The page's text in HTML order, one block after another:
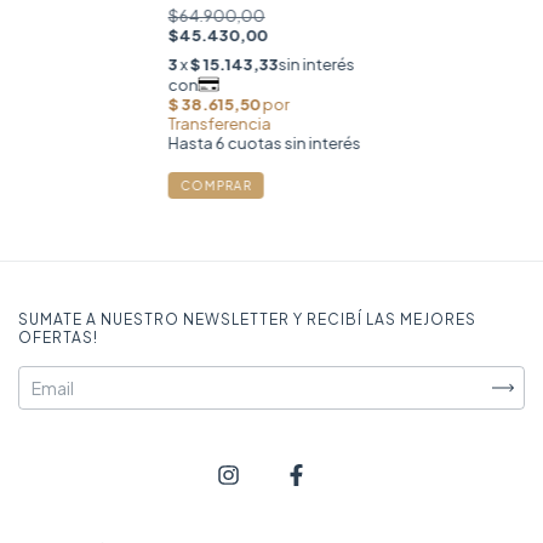
$64.900,00
$45.430,00
COMPRAR
SUMATE A NUESTRO NEWSLETTER Y RECIBÍ LAS MEJORES
OFERTAS!